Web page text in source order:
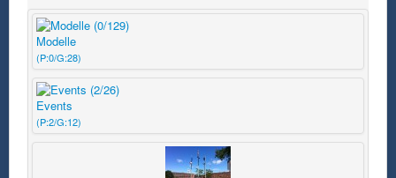
Modelle
(P:0/G:28)
Events
(P:2/G:12)